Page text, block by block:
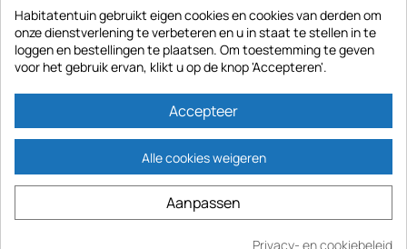
International
https://www.habitatentuin.nl is een site van het bedrijf GECODIS SA met een
kapitaal van € 187.203,29, 32 Rue de Paradis - PARIJS 75010 (FRANKRIJK).
Habitatentuin gebruikt eigen cookies en cookies van derden om
onze dienstverlening te verbeteren en u in staat te stellen in te
loggen en bestellingen te plaatsen. Om toestemming te geven
voor het gebruik ervan, klikt u op de knop 'Accepteren'.
Accepteer
Alle cookies weigeren
Aanpassen
Privacy- en cookiebeleid